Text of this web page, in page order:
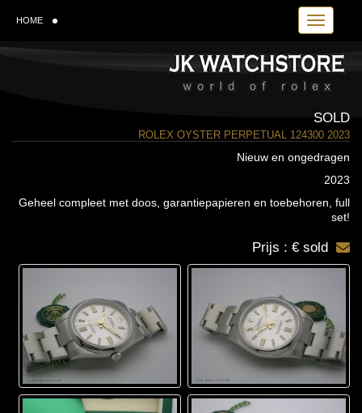
Toggle
HOME
SOLD
ROLEX OYSTER PERPETUAL 124300 2023
Nieuw en ongedragen
2023
Geheel compleet met doos, garantiepapieren en toebehoren, full
set!
Prijs : € sold